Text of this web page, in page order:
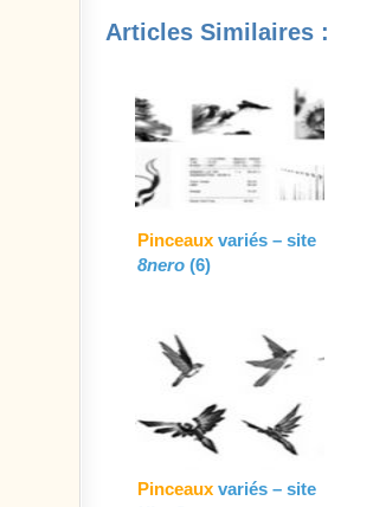
Articles Similaires :
Pinceaux variés – site
8nero (6)
Pinceaux variés – site